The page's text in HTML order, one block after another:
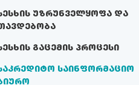
უზრუნველყოფა და
გაცემის პროცესი
საინფორმაციო